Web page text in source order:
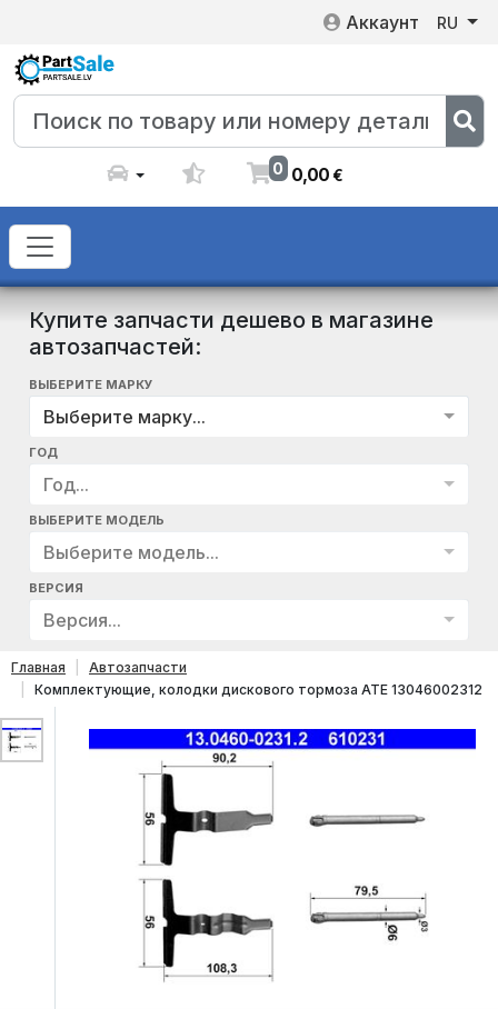
Аккаунт RU
0 0,00€
Купите запчасти дешево в магазине
автозапчастей:
ВЫБЕРИТЕ МАРКУ
Выберите марку...
ГОД
Год...
ВЫБЕРИТЕ МОДЕЛЬ
Выберите модель...
ВЕРСИЯ
Версия...
Главная
Автозапчасти
Комплектующие, колодки дискового тормоза ATE 13046002312